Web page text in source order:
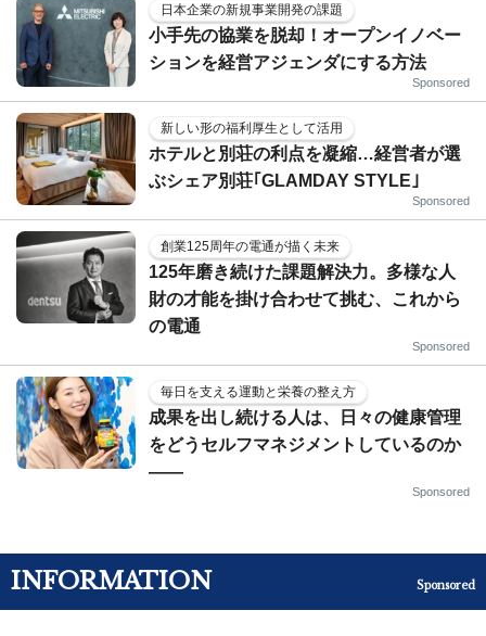
日本企業の新規事業開発の課題
小手先の協業を脱却！オープンイノベー
ションを経営アジェンダにする方法
Sponsored
新しい形の福利厚生として活用
ホテルと別荘の利点を凝縮…経営者が選
ぶシェア別荘｢GLAMDAY STYLE｣
Sponsored
創業125周年の電通が描く未来
125年磨き続けた課題解決力。多様な人
財の才能を掛け合わせて挑む、これから
の電通
Sponsored
毎日を支える運動と栄養の整え方
成果を出し続ける人は、日々の健康管理
をどうセルフマネジメントしているのか
——
Sponsored
INFORMATION Sponsored